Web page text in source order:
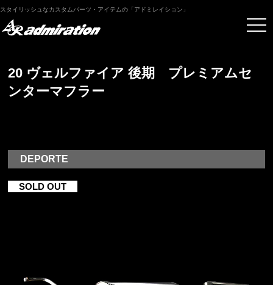
スタイリッシュなカスタムパーツ・アイテムの「アドミレイション」
20 ヴェルファイア 後期 プレミアムセ
ンターマフラー
DEPORTE
SOLD OUT